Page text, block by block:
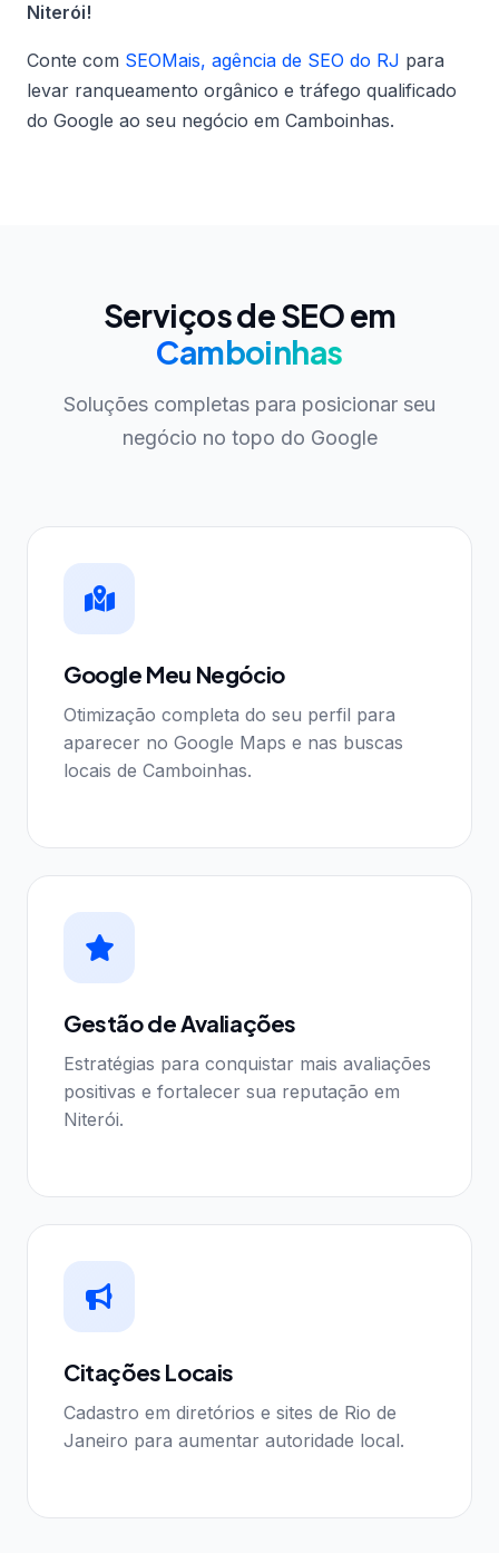
Niterói!
Conte com SEOMais, agência de SEO do RJ para
levar ranqueamento orgânico e tráfego qualificado
do Google ao seu negócio em Camboinhas.
Serviços de SEO em
Camboinhas
Soluções completas para posicionar seu
negócio no topo do Google
Google Meu Negócio
Otimização completa do seu perfil para
aparecer no Google Maps e nas buscas
locais de Camboinhas.
Gestão de Avaliações
Estratégias para conquistar mais avaliações
positivas e fortalecer sua reputação em
Niterói.
Citações Locais
Cadastro em diretórios e sites de Rio de
Janeiro para aumentar autoridade local.